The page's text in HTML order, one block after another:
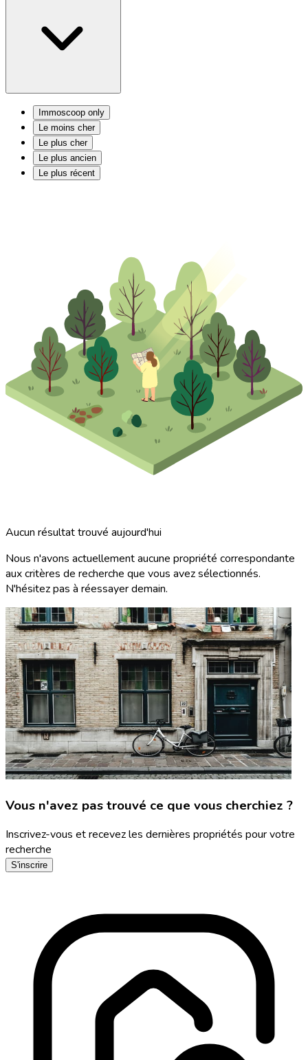
Immoscoop only
Le moins cher
Le plus cher
Le plus ancien
Le plus récent
Aucun résultat trouvé aujourd'hui
Nous n'avons actuellement aucune propriété correspondante
aux critères de recherche que vous avez sélectionnés.
N'hésitez pas à réessayer demain.
Vous n'avez pas trouvé ce que vous cherchiez ?
Inscrivez-vous et recevez les dernières propriétés pour votre
recherche
S'inscrire